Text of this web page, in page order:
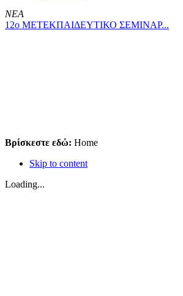
ΝΕΑ
12ο ΜΕΤΕΚΠΑΙΔΕΥΤΙΚΟ ΣΕΜΙΝΑΡ...
Βρίσκεστε εδώ: Home
Skip to content
Loading...